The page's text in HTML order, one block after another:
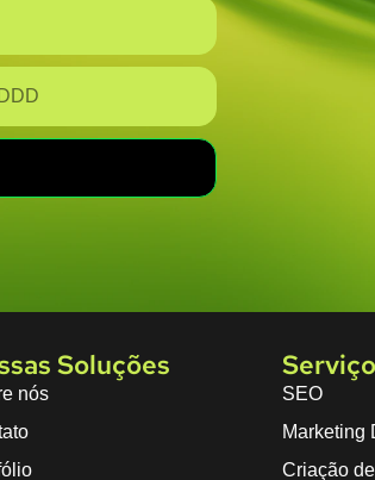
Soluções
nós
SEO
Marketing
Criação